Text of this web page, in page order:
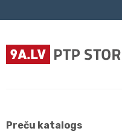
Preču katalogs